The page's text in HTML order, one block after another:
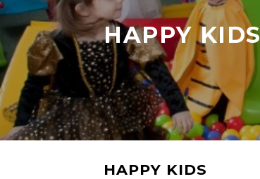
HAPPY KIDS
HAPPY KIDS